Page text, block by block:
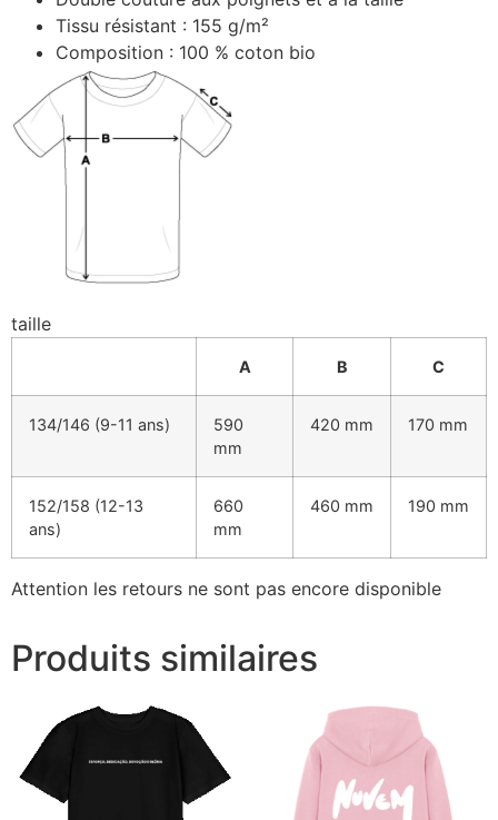
Tissu résistant : 155 g/m²
Composition : 100 % coton bio
taille
A B C
134/146 (9-11 ans)
590
mm
420 mm 170 mm
152/158 (12-13
ans)
660
mm
460 mm 190 mm
Attention les retours ne sont pas encore disponible
Produits similaires